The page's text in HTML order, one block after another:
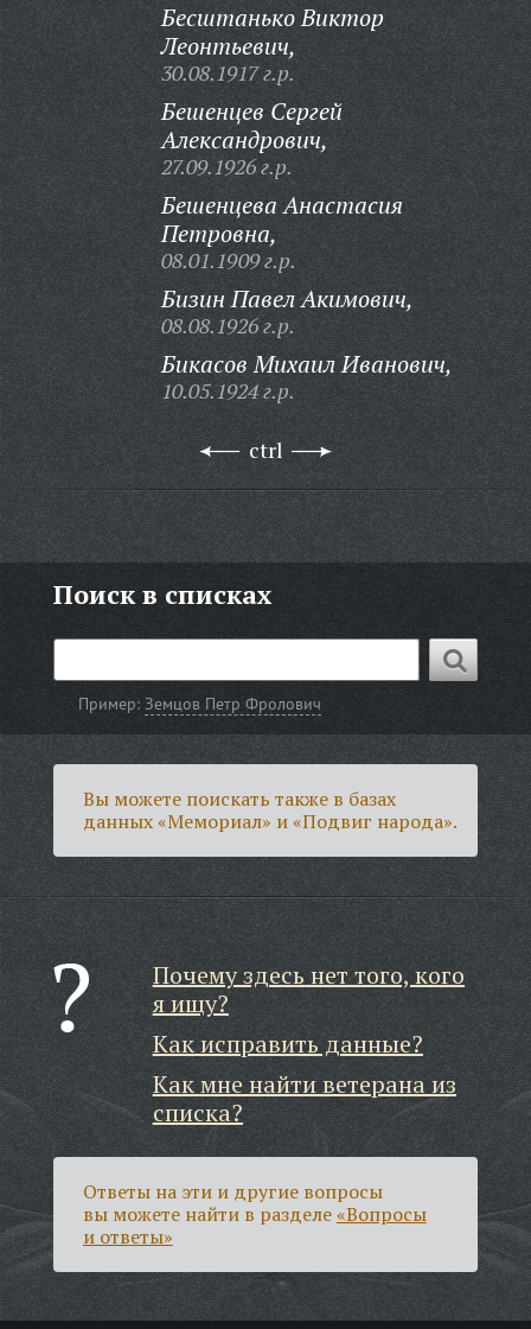
Бесштанько Виктор
Леонтьевич,
30.08.1917 г.р.
Бешенцев Сергей
Александрович,
27.09.1926 г.р.
Бешенцева Анастасия
Петровна,
08.01.1909 г.р.
Бизин Павел Акимович,
08.08.1926 г.р.
Бикасов Михаил Иванович,
10.05.1924 г.р.
ctrl
Поиск в списках
Пример:Земцов Петр Фролович
Вы можете поискать также в базах
данных «Мемориал» и «Подвиг народа».
Почему здесь нет того, кого
я ищу?
Как исправить данные?
Как мне найти ветерана из
списка?
Ответы на эти и другие вопросы
вы можете найти в разделе«Вопросы
и ответы»